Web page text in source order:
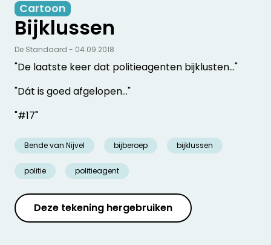
Cartoon
Bijklussen
"De laatste keer dat politieagenten bijklusten..."
"Dát is goed afgelopen..."
"#17"
Bende van Nijvel bijberoep bijklussen
politie politieagent
De Standaard - 04.09.2018
Deze tekening hergebruiken